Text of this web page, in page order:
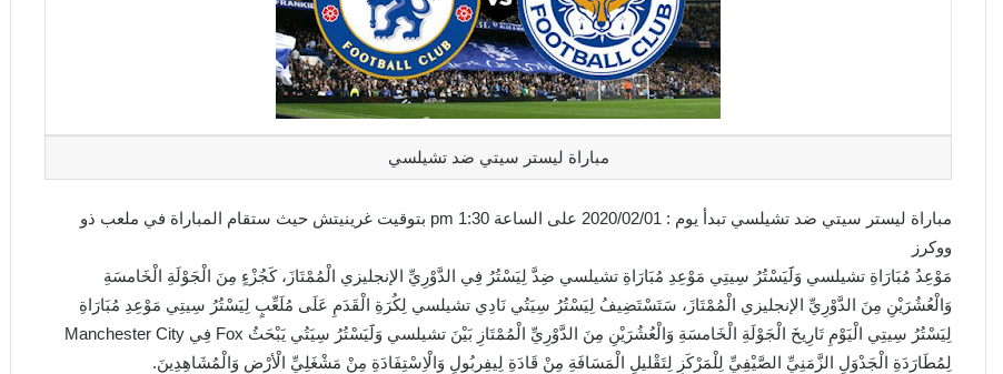
مباراة ليستر سيتي ضد تشيلسي
مباراة ليستر سيتي ضد تشيلسي تبدأ يوم : 2020/02/01 على الساعة 1:30 pm بتوقيت غرينيتش حيث ستقام المباراة في ملعب ذو
ووكرز
مَوْعِدُ مُبَارَاةِ تشيلسي وَلََيَسْتُرُ سِيتِي مَوْعِدِ مُبَارَاةِ تشيلسي ضِدَّ لِيَسْتُرُ فِي الدَّوْرِيِّ الإنجليزي الْمُمْتَازَ، كَجُزْءٍ مِنَ الْجَوْلَةِ الْخَامسَةِ
وَالْعُشُرَيْنِ مِنَ الدَّوْرِيِّ الإنجليزي الْمُمْتَازَ، سَتَسْتَضِيفُ لِيَسْتُرُ سِيَتُي نَادِي تشيلسي لِكُرَةِ الْقَدَمِ عَلَى مُلَعِّبٍ لِيَسْتُرُ سِيتِي مَوْعِدِ مُبَارَاةِ
لِيَسْتُرُ سِيتِي الْيَوْمِ تَارِيخَ الْجَوْلَةِ الْخَامسَةِ وَالْعُشُرَيْنِ مِنَ الدَّوْرِيِّ الْمُمْتَازِ بَيْنَ تشيلسي وَلََيَسْتُرُ سِيَتُي يَبْحَثُ Fox فِي Manchester City
لِمُطَارَدَةِ الْجَدْوَلِ الزَّمَنِيِّ الصَّيْفِيِّ لِلْمَرْكَزِ لِتَقْليلِ الْمَسَافَةِ مِنْ قَادَةِ لِيفِربُولٍ وَالْاِسْتِفَادَةِ مِنْ مَشْغَلِيِّ الْأرْضِ وَالْمُشَاهِدِينَ.